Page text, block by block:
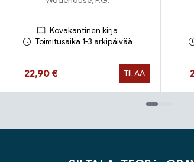
Kovakantinen kirja
Toimitusaika 1-3 arkipäivää
Hinta nyt
22,90 € TILAA